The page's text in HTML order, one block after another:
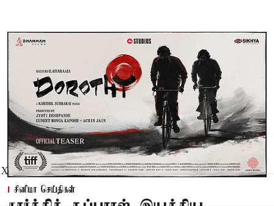
சினிமா செய்திகள்
X